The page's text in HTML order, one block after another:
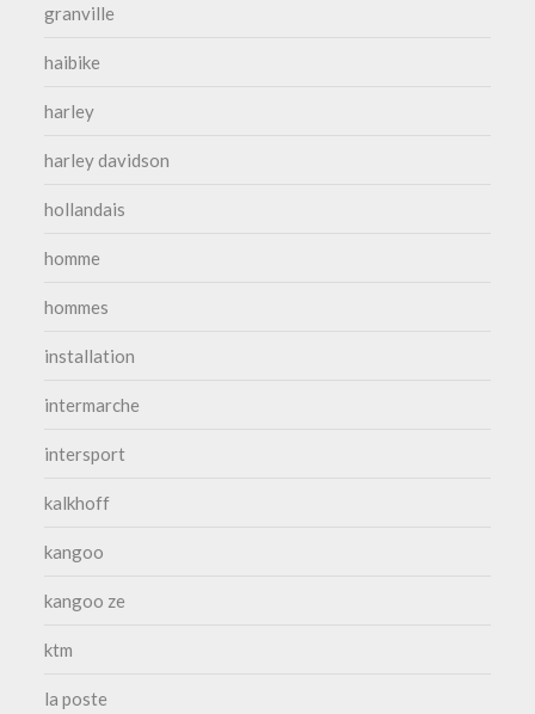
granville
haibike
harley
harley davidson
hollandais
homme
hommes
installation
intermarche
intersport
kalkhoff
kangoo
kangoo ze
ktm
la poste